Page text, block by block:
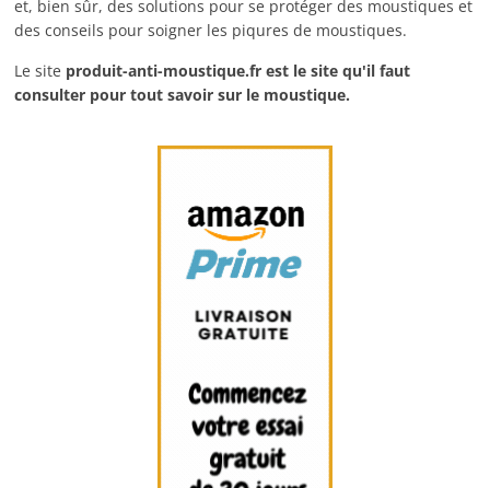
et, bien sûr, des solutions pour se protéger des moustiques et
des conseils pour soigner les piqures de moustiques.
Le site produit-anti-moustique.fr est le site qu'il faut
consulter pour tout savoir sur le moustique.